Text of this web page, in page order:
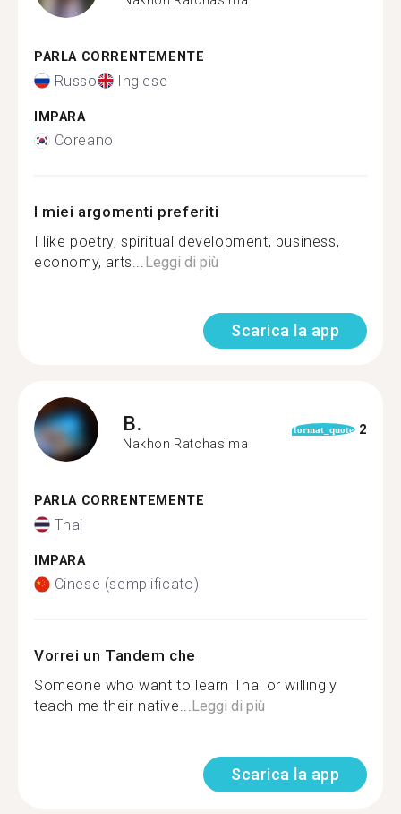
PARLA CORRENTEMENTE
Russo Inglese
IMPARA
Coreano
I miei argomenti preferiti
I like poetry, spiritual development, business,
economy, arts...Leggi di più
Scarica la app
B.
Nakhon Ratchasima
format_quote 2
PARLA CORRENTEMENTE
Thai
IMPARA
Cinese (semplificato)
Vorrei un Tandem che
Someone who want to learn Thai or willingly
teach me their native...Leggi di più
Scarica la app